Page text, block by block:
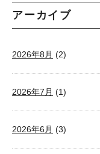
アーカイブ
2026年8月 (2)
2026年7月 (1)
2026年6月 (3)